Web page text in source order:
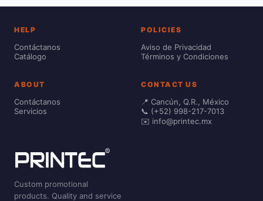
HELP
Contáctanos
Catálogo
POLICIES
Aviso de Privacidad
Términos y Condiciones
ABOUT
Contáctanos
Servicios
CONTACT US
📍 Cancún, Q.R., México
📞 (+52) 998-217-7013
✉️ info@printec.mx
Custom promotional
products. Quality and service